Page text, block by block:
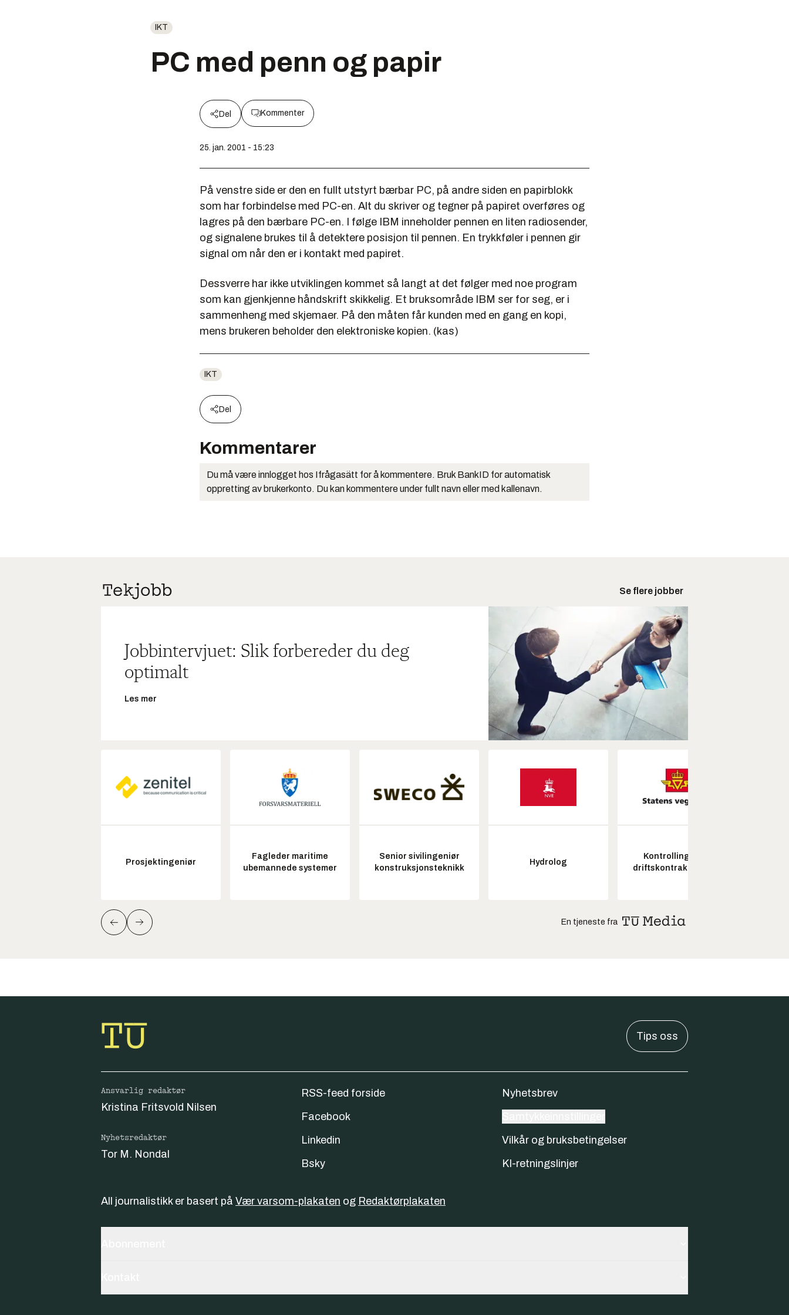
IKT
PC med penn og papir
Del Kommenter
25. jan. 2001 - 15:23
På venstre side er den en fullt utstyrt bærbar PC, på andre siden en papirblokk
som har forbindelse med PC-en. Alt du skriver og tegner på papiret overføres og
lagres på den bærbare PC-en. I følge IBM inneholder pennen en liten radiosender,
og signalene brukes til å detektere posisjon til pennen. En trykkføler i pennen gir
signal om når den er i kontakt med papiret.
Dessverre har ikke utviklingen kommet så langt at det følger med noe program
som kan gjenkjenne håndskrift skikkelig. Et bruksområde IBM ser for seg, er i
sammenheng med skjemaer. På den måten får kunden med en gang en kopi,
mens brukeren beholder den elektroniske kopien. (kas)
IKT
Del
Kommentarer
Du må være innlogget hos Ifrågasätt for å kommentere. Bruk BankID for automatisk
oppretting av brukerkonto. Du kan kommentere under fullt navn eller med kallenavn.
Se flere jobber
Jobbintervjuet: Slik forbereder du deg
optimalt
Les mer
Prosjektingeniør
Fagleder maritime
ubemannede systemer
Senior sivilingeniør
konstruksjonsteknikk
Hydrolog
Kontrollingeniør
driftskontrakt elektro
En tjeneste fra
Tips oss
Ansvarlig redaktør
Kristina Fritsvold Nilsen
Nyhetsredaktør
Tor M. Nondal
RSS-feed forside
Facebook
Linkedin
Bsky
Nyhetsbrev
Vilkår og bruksbetingelser
KI-retningslinjer
All journalistikk er basert på Vær varsom-plakaten og Redaktørplakaten